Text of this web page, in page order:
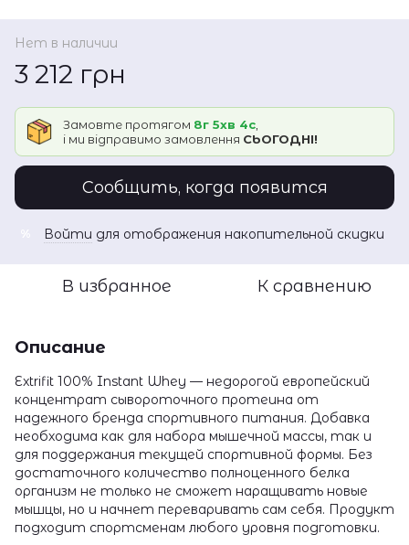
Нет в наличии
3 212 грн
Замовте протягом 8г 5хв 4с
і ми відправимо замовлення СЬОГОДНІ!
Сообщить, когда появится
Войти для отображения накопительной скидки
В избранное К сравнению
Описание
Extrifit 100% Instant Whey — недорогой европейский
концентрат сывороточного протеина от
надежного бренда спортивного питания. Добавка
необходима как для набора мышечной массы, так и
для поддержания текущей спортивной формы. Без
достаточного количество полноценного белка
организм не только не сможет наращивать новые
мышцы, но и начнет переваривать сам себя. Продукт
подходит спортсменам любого уровня подготовки.